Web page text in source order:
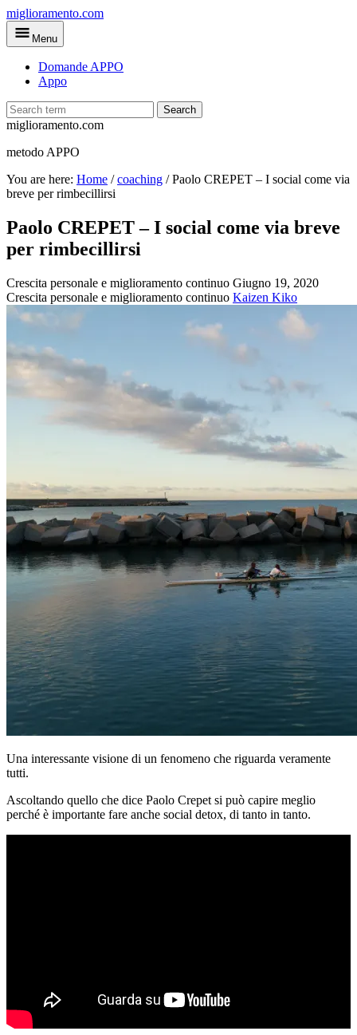
Skip
to
main
miglioramento.com
Menu
Domande APPO
Appo
Search
miglioramento.com
metodo APPO
You are here: Home /coaching /Paolo CREPET – I social come via
breve per rimbecillirsi
Paolo CREPET – I social come via breve
per rimbecillirsi
Crescita personale e miglioramento continuo Giugno 19, 2020
Crescita personale e miglioramento continuo Kaizen Kiko
Una interessante visione di un fenomeno che riguarda veramente
tutti.
Ascoltando quello che dice Paolo Crepet si può capire meglio
perché è importante fare anche social detox, di tanto in tanto.